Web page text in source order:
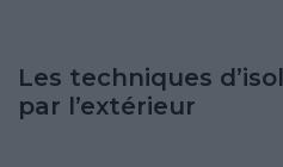
Les techniques
par l’extérieur